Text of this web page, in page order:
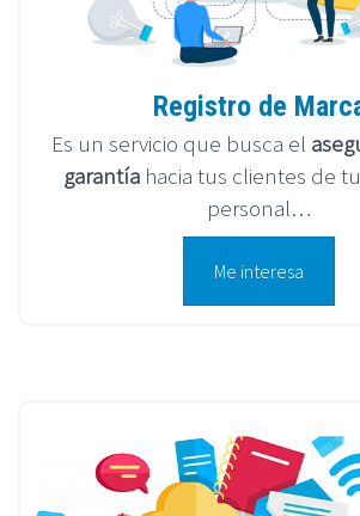
Registro de
Es un servicio que busca el
garantíahacia tus clientes de
personal…
Me interesa